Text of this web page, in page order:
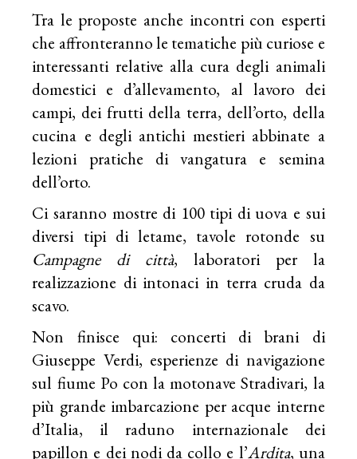
Tra le proposte anche incontri con esperti
che affronteranno le tematiche più curiose e
interessanti relative alla cura degli animali
domestici e d’allevamento, al lavoro dei
campi, dei frutti della terra, dell’orto, della
cucina e degli antichi mestieri abbinate a
lezioni pratiche di vangatura e semina
dell’orto.
Ci saranno mostre di 100 tipi di uova e sui
diversi tipi di letame, tavole rotonde su
Campagne di città, laboratori per la
realizzazione di intonaci in terra cruda da
scavo.
Non finisce qui: concerti di brani di
Giuseppe Verdi, esperienze di navigazione
sul fiume Po con la motonave Stradivari, la
più grande imbarcazione per acque interne
d’Italia, il raduno internazionale dei
papillon e dei nodi da collo e l’Ardita, una